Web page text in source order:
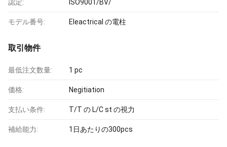
認定: ISO9001/BV/
モデル番号: Eleactrical の電柱
取引物件
最低注文数量: 1 pc
価格: Negitiation
支払い条件: T/T の L/C st の視力
補給能力: 1日あたりの300pcs